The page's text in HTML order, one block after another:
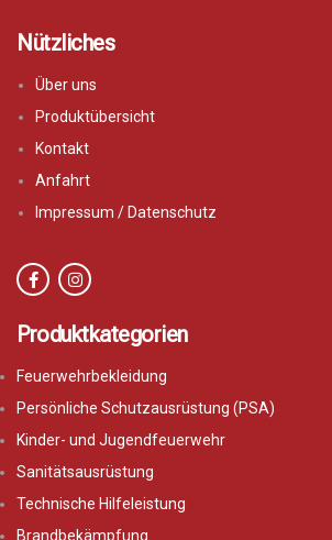
Nützliches
Über uns
Produktübersicht
Kontakt
Anfahrt
Impressum / Datenschutz
Produktkategorien
Feuerwehrbekleidung
Persönliche Schutzausrüstung (PSA)
Kinder- und Jugendfeuerwehr
Sanitätsausrüstung
Technische Hilfeleistung
Brandbekämpfung